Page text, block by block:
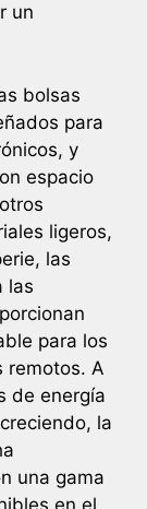
un
bolsas
para
y
espacio
ligeros,
las
las
para los
remotos. A
de energía
la
una gama
en el